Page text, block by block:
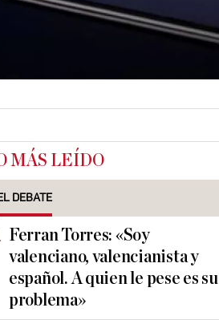
MÁS LEÍDO
DEBATE
Ferran Torres: «Soy
valenciano, valencianista y
español. A quien le pese es su
problema»